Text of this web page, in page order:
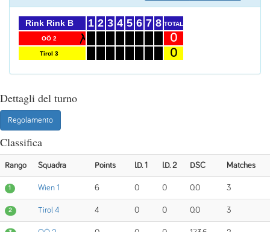
Rink Rink B
OÖ 2
Tirol 3
1 2 3 4 5 6 7 8 TOTAL
0
0
Dettagli del turno
Regolamento
Classifica
Rango Squadra Points I.D. 1 I.D. 2 DSC Matches
1 Wien 1 6 0 0 0.0 3
2 Tirol 4 4 0 0 0.0 3